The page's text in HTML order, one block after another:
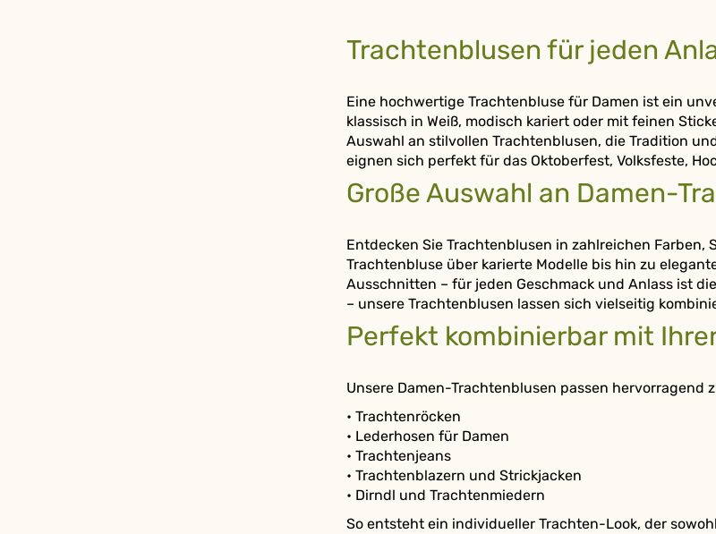
Trachtenblusen für jeden
Eine hochwertige Trachtenbluse für Damen ist ein
klassisch in Weiß, modisch kariert oder mit feinen
Auswahl an stilvollen Trachtenblusen, die Tradition
eignen sich perfekt für das Oktoberfest, Volksfeste,
Große Auswahl an Damen-
Entdecken Sie Trachtenblusen in zahlreichen
Trachtenbluse über karierte Modelle bis hin zu
Ausschnitten – für jeden Geschmack und Anlass ist
– unsere Trachtenblusen lassen sich vielseitig
Perfekt kombinierbar mit
Unsere Damen-Trachtenblusen passen hervorragend
• Trachtenröcken
• Lederhosen für Damen
• Trachtenjeans
• Trachtenblazern und Strickjacken
• Dirndl und Trachtenmiedern
So entsteht ein individueller Trachten-Look, der